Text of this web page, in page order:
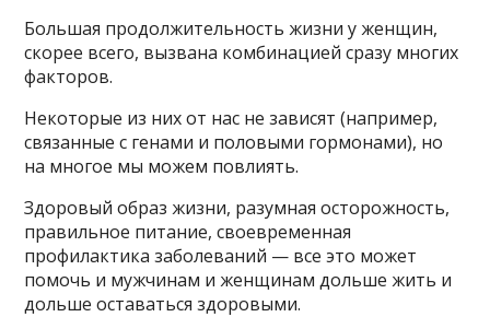
Большая продолжительность жизни у женщин,
скорее всего, вызвана комбинацией сразу многих
факторов.
Некоторые из них от нас не зависят (например,
связанные с генами и половыми гормонами), но
на многое мы можем повлиять.
Здоровый образ жизни, разумная осторожность,
правильное питание, своевременная
профилактика заболеваний — все это может
помочь и мужчинам и женщинам дольше жить и
дольше оставаться здоровыми.